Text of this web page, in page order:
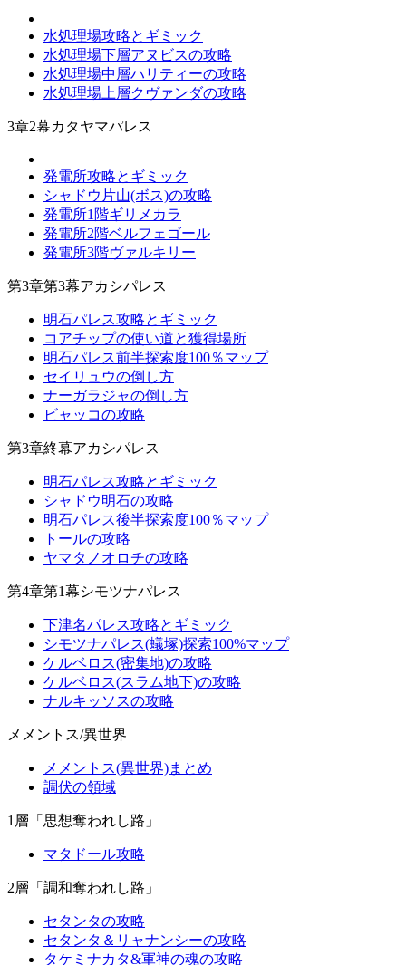
水処理場攻略とギミック
水処理場下層アヌビスの攻略
水処理場中層ハリティーの攻略
水処理場上層クヴァンダの攻略
3章2幕カタヤマパレス
発電所攻略とギミック
シャドウ片山(ボス)の攻略
発電所1階ギリメカラ
発電所2階ベルフェゴール
発電所3階ヴァルキリー
第3章第3幕アカシパレス
明石パレス攻略とギミック
コアチップの使い道と獲得場所
明石パレス前半探索度100％マップ
セイリュウの倒し方
ナーガラジャの倒し方
ビャッコの攻略
第3章終幕アカシパレス
明石パレス攻略とギミック
シャドウ明石の攻略
明石パレス後半探索度100％マップ
トールの攻略
ヤマタノオロチの攻略
第4章第1幕シモツナパレス
下津名パレス攻略とギミック
シモツナパレス(蟻塚)探索100%マップ
ケルベロス(密集地)の攻略
ケルベロス(スラム地下)の攻略
ナルキッソスの攻略
メメントス/異世界
メメントス(異世界)まとめ
調伏の領域
1層「思想奪われし路」
マタドール攻略
2層「調和奪われし路」
セタンタの攻略
セタンタ＆リャナンシーの攻略
タケミナカタ&軍神の魂の攻略